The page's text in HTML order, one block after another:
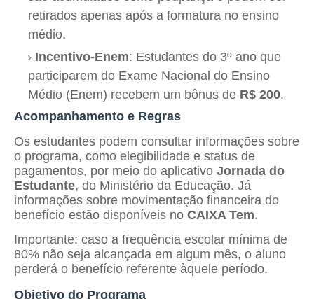
retirados apenas após a formatura no ensino
médio.
Incentivo-Enem: Estudantes do 3º ano que
participarem do Exame Nacional do Ensino
Médio (Enem) recebem um bônus de R$ 200.
Acompanhamento e Regras
Os estudantes podem consultar informações sobre
o programa, como elegibilidade e status de
pagamentos, por meio do aplicativo Jornada do
Estudante, do Ministério da Educação. Já
informações sobre movimentação financeira do
benefício estão disponíveis no CAIXA Tem.
Importante: caso a frequência escolar mínima de
80% não seja alcançada em algum mês, o aluno
perderá o benefício referente àquele período.
Objetivo do Programa